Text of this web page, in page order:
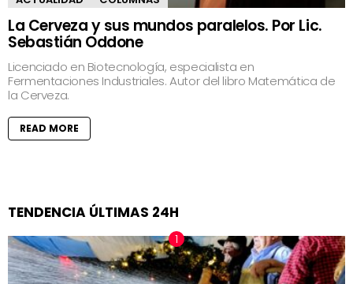
La Cerveza y sus mundos paralelos. Por Lic.
Sebastián Oddone
Licenciado en Biotecnología, especialista en
Fermentaciones Industriales. Autor del libro Matemática de
la Cerveza.
READ MORE
TENDENCIA ÚLTIMAS 24H